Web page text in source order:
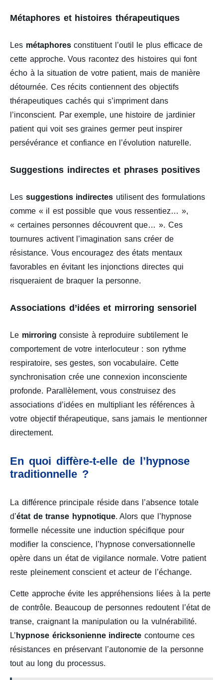
Métaphores et histoires thérapeutiques
Les métaphoresconstituent l’outil le plus efficace de
cette approche. Vous racontez des histoires qui font
écho à la situation de votre patient, mais de manière
détournée. Ces récits contiennent des objectifs
thérapeutiques cachés qui s’impriment dans
l’inconscient. Par exemple, une histoire de jardinier
patient qui voit ses graines germer peut inspirer
persévérance et confiance en l’évolution naturelle.
Suggestions indirectes et phrases positives
Les suggestions indirectes utilisent des formulations
comme « il est possible que vous ressentiez… »,
« certaines personnes découvrent que… ». Ces
tournures activent l’imagination sans créer de
résistance. Vous encouragez des états mentaux
favorables en évitant les injonctions directes qui
risqueraient de braquer la personne.
Associations d’idées et mirroring sensoriel
Le mirroring consiste à reproduire subtilement le
comportement de votre interlocuteur : son rythme
respiratoire, ses gestes, son vocabulaire. Cette
synchronisation crée une connexion inconsciente
profonde. Parallèlement, vous construisez des
associations d’idées en multipliant les références à
votre objectif thérapeutique, sans jamais le mentionner
directement.
En quoi diffère-t-elle de l’hypnose
traditionnelle ?
La différence principale réside dans l’absence totale
d’état de transe hypnotique. Alors que l’hypnose
formelle nécessite une induction spécifique pour
modifier la conscience, l’hypnose conversationnelle
opère dans un état de vigilance normale. Votre patient
reste pleinement conscient et acteur de l’échange.
Cette approche évite les appréhensions liées à la perte
de contrôle. Beaucoup de personnes redoutent l’état de
transe, craignant la manipulation ou la vulnérabilité.
L’ hypnose éricksonienne indirecte contourne ces
résistances en préservant l’autonomie de la personne
tout au long du processus.